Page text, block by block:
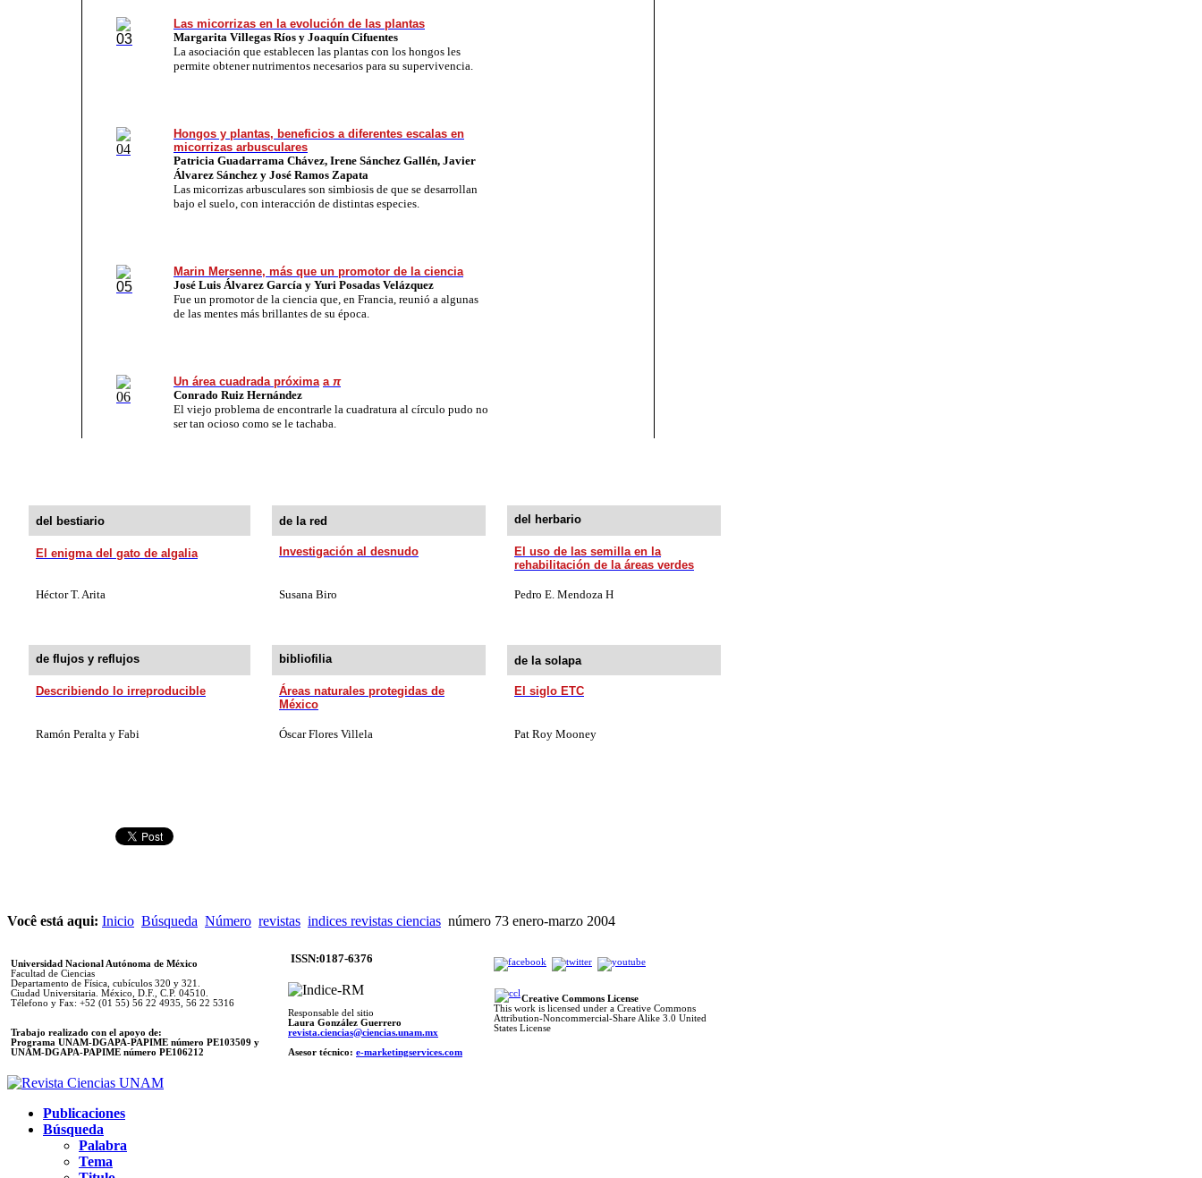
Las micorrizas en la evolución de las plantas
Margarita Villegas Ríos y Joaquín Cifuentes
La asociación que establecen las plantas con los hongos les
permite obtener nutrimentos necesarios para su supervivencia.
Hongos y plantas, beneficios a diferentes escalas en
micorrizas arbusculares
Patricia Guadarrama Chávez, Irene Sánchez Gallén, Javier
Álvarez Sánchez y José Ramos Zapata
Las micorrizas arbusculares son simbiosis de que se desarrollan
bajo el suelo, con interacción de distintas especies.
Marin Mersenne, más que un promotor de la ciencia
José Luis Álvarez García y Yuri Posadas Velázquez
Fue un promotor de la ciencia que, en Francia, reunió a algunas
de las mentes más brillantes de su época.
Un área cuadrada próxima a π
Conrado Ruiz Hernández
El viejo problema de encontrarle la cuadratura al círculo pudo no
ser tan ocioso como se le tachaba.
del bestiario de la red del herbario
El enigma del gato de algalia Investigación al desnudo
El uso de las semilla en la
rehabilitación de la áreas verdes
Héctor T. Arita Susana Biro Pedro E. Mendoza H
de flujos y reflujos bibliofilia de la solapa
Describiendo lo irreproducible
Áreas naturales protegidas de
México
El siglo ETC
Ramón Peralta y Fabi Óscar Flores Villela Pat Roy Mooney
Você está aqui: Inicio Búsqueda Número revistas indices revistas ciencias número 73 enero-marzo 2004
Universidad Nacional Autónoma de México
Facultad de Ciencias
Departamento de Física, cubículos 320 y 321.
Ciudad Universitaria. México, D.F., C.P. 04510.
Télefono y Fax: +52 (01 55) 56 22 4935, 56 22 5316
Trabajo realizado con el apoyo de:
Programa UNAM-DGAPA-PAPIME número PE103509 y
UNAM-DGAPA-PAPIME número PE106212
ISSN:0187-6376
Responsable del sitio
Laura González Guerrero
revista.ciencias@ciencias.unam.mx
Asesor técnico: e-marketingservices.com
Creative Commons License
This work is licensed under a Creative Commons
Attribution-Noncommercial-Share Alike 3.0 United
States License
Publicaciones
Búsqueda
Palabra
Tema